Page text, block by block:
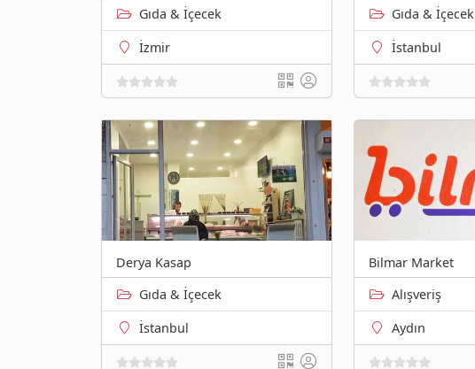
Gıda & İçecek
İzmir
Gıda & İçecek
İstanbul
Derya Kasap
Gıda & İçecek
İstanbul
Bilmar Market
Alışveriş
Aydın